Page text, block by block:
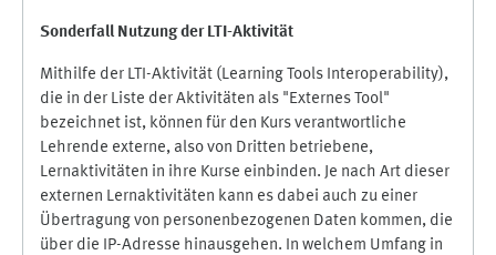
Sonderfall Nutzung der LTI-Aktivität
Mithilfe der LTI-Aktivität (Learning Tools Interoperability),
die in der Liste der Aktivitäten als "Externes Tool"
bezeichnet ist, können für den Kurs verantwortliche
Lehrende externe, also von Dritten betriebene,
Lernaktivitäten in ihre Kurse einbinden. Je nach Art dieser
externen Lernaktivitäten kann es dabei auch zu einer
Übertragung von personenbezogenen Daten kommen, die
über die IP-Adresse hinausgehen. In welchem Umfang in